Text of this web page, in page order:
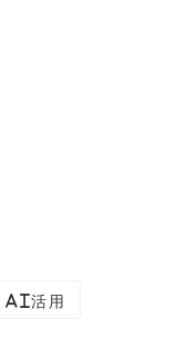
AI活用